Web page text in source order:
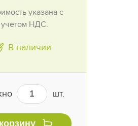
указана с
учётом НДС.
В наличии
шт.